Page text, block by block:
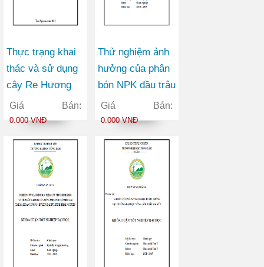
Thực trạng khai
thác và sử dụng
cây Re Hương
cây Re hương
(Cinnamomum
(Jack.) Meisn.)
tại ba huyện: Phú
Lương, Đại Từ
và Định Hóa Tỉnh
Thái Nguyên
Giá Bán:
0.000 VNĐ
Thử nghiệm ảnh
hưởng của phân
bón NPK đầu trâu
20-20-15 đến
sinh trưởng của
mỡ; Cây Quế;
Cây Keo Tai
Tượng trong
vườn ươm tại
trường đại học
Nguyên
Giá Bán:
0.000 VNĐ